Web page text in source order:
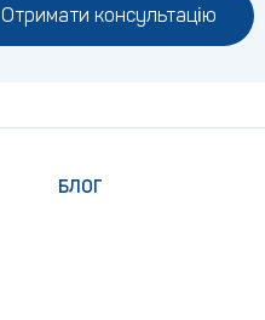
Отримати консультацію
БЛОГ